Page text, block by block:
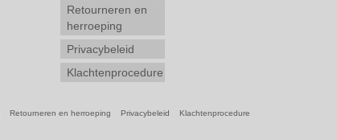
Retourneren en
herroeping
Privacybeleid
Klachtenprocedure
Retourneren en herroeping Privacybeleid Klachtenprocedure